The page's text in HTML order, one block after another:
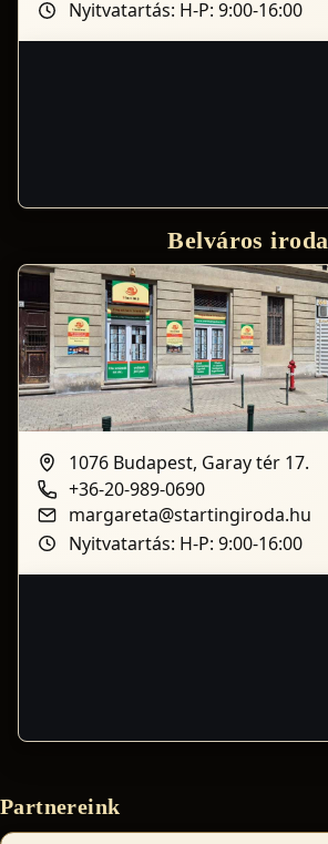
Nyitvatartás: H-P: 9:00-16:00
Belváros iroda
1076 Budapest, Garay tér 17.
+36-20-989-0690
margareta@startingiroda.hu
Nyitvatartás: H-P: 9:00-16:00
Partnereink